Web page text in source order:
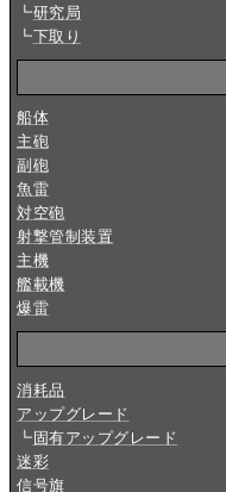
┗研究局
┗下取り
船体
主砲
副砲
魚雷
対空砲
射撃管制装置
主機
艦載機
爆雷
消耗品
アップグレード
┗固有アップグレード
迷彩
信号旗